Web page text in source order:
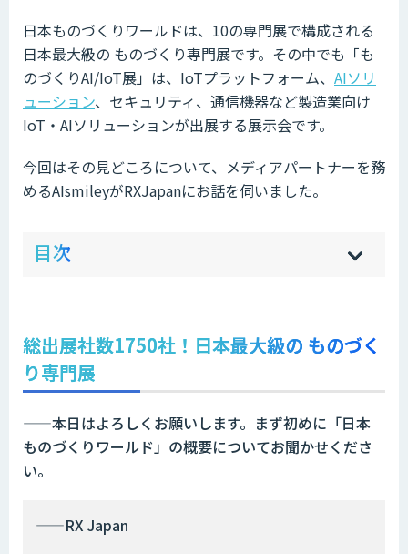
日本ものづくりワールドは、10の専門展で構成される
日本最大級の ものづくり専門展です。その中でも「も
のづくりAI/IoT展」は、IoTプラットフォーム、 AIソリ
ューション、セキュリティ、通信機器など製造業向け
IoT・AIソリューションが出展する展示会です。
今回はその見どころについて、メディアパートナーを務
めるAIsmileyがRXJapanにお話を伺いました。
目次 hi
]
sh
]
総出展社数1750社！日本最大級の ものづく
り専門展
——本日はよろしくお願いします。まず初めに「日本
ものづくりワールド」 の概要についてお聞かせくださ
い。
——RX Japan